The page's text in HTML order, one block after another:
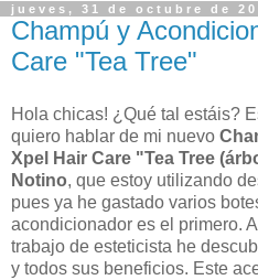
jueves, 31 de octubre de
Champú y
Care "Tea Tree"
Hola chicas! ¿Qué tal estáis?
quiero hablar de mi nuevo
Xpel Hair Care "Tea Tree
Notino, que estoy utilizando
pues ya he gastado varios
acondicionador es el primero.
trabajo de esteticista he
y todos sus beneficios. Este